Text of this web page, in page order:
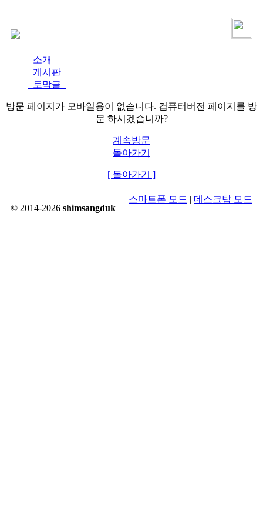
소개
게시판
토막글
방문 페이지가 모바일용이 없습니다. 컴퓨터버전 페이지를 방
문 하시겠습니까?
계속방문
돌아가기
[ 돌아가기 ]
© 2014-2026 shimsangduk
스마트폰 모드 | 데스크탑 모드